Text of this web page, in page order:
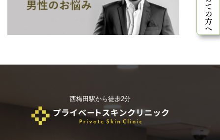
西梅田駅から徒歩2分